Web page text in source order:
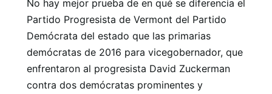
No hay mejor prueba de en qué se diferencia el
Partido Progresista de Vermont del Partido
Demócrata del estado que las primarias
demócratas de 2016 para vicegobernador, que
enfrentaron al progresista David Zuckerman
contra dos demócratas prominentes y